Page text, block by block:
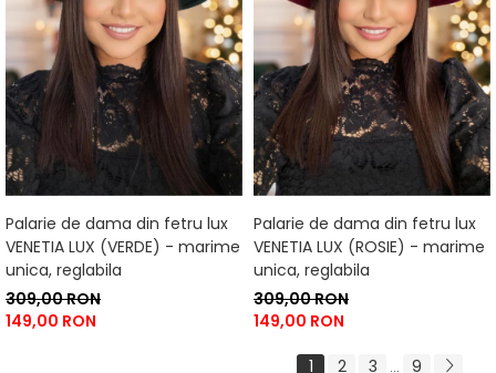
Palarie de dama din fetru lux
VENETIA LUX (VERDE) - marime
unica, reglabila
309,00 RON
149,00 RON
Palarie de dama din fetru lux
VENETIA LUX (ROSIE) - marime
unica, reglabila
309,00 RON
149,00 RON
1 2 3 ... 9